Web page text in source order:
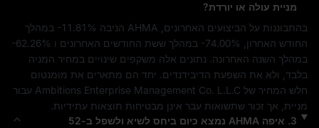
מניית ‎עולה או יורדת?
בהתבוננות על הביצועים האחרונים, AHMA הניבה -11.81%
החודש האחרון,
-74.00% במהלך ששת החודשים האחרונים ו -62.26%
בלבד, ולא את השפעת הדיבידנדים. יחד הם מתארים את מומנטום
חלש המחיר של Ambitions Enterprise Management Co. L.L.C
מניית, אך זכור שתשואות עבר אינן מבטיחות תוצאות עתידיות.
3
. איפה AHMA
נמצא כיום ביחס לשיא ולשפל ב-52